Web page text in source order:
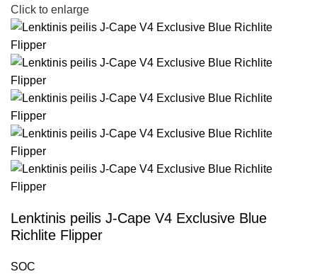
Click to enlarge
Lenktinis peilis J-Cape V4 Exclusive Blue
Richlite Flipper
SOC